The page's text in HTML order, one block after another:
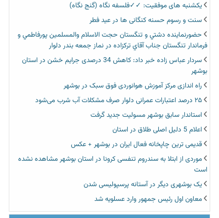
یکشنبه های موفقیت: ✓✓فلسفه نگاه (گنج نگاه)
سنت و رسوم حسنه کنگانی ها در عید فطر
حضورنماينده دشتي و تنگستان حجت الاسلام والمسلمين پورفاطمي و
فرماندار تنگستان جناب آقاي تركزاده در نماز جمعه بندر دلوار
سردار عباس زاده خبر داد: کاهش 34 درصدی جرایم خشن در استان
بوشهر
راه اندازی مرکز آموزش هوانوردی فوق سبک در بوشهر
۲۵ درصد اعتبارات عمرانی دلوار صرف مشکلات آب شرب می‌شود
استاندار سابق بوشهر مسولیت جدید گرفت
اعلام 5 دلیل اصلی طلاق در استان
قدیمی ترین چاپخانه فعال ایران در بوشهر + عکس
موردی از ابتلا به سندروم تنفسی کرونا در استان بوشهر مشاهده نشده
است
یک بوشهری دیگر در آستانه پرسپولیسی شدن
معاون اول رئیس جمهور وارد عسلویه شد